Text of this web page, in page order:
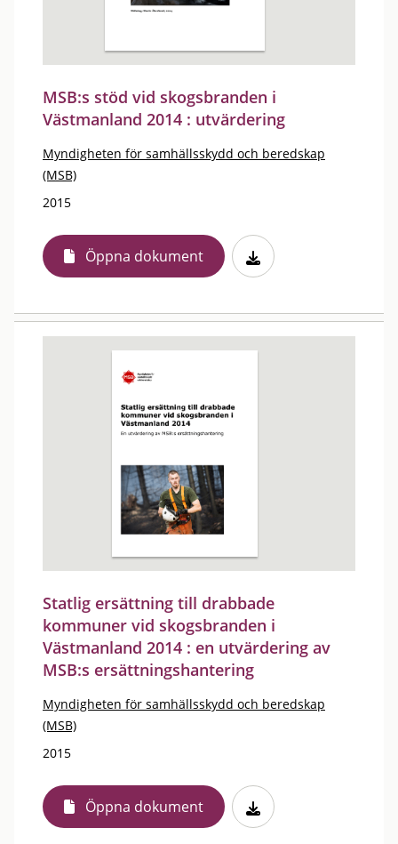
MSB:s stöd vid skogsbranden i
Västmanland 2014 : utvärdering
Myndigheten för samhällsskydd och beredskap
(MSB)
2015
Öppna dokument
Statlig ersättning till drabbade
kommuner vid skogsbranden i
Västmanland 2014 : en utvärdering av
MSB:s ersättningshantering
Myndigheten för samhällsskydd och beredskap
(MSB)
2015
Öppna dokument